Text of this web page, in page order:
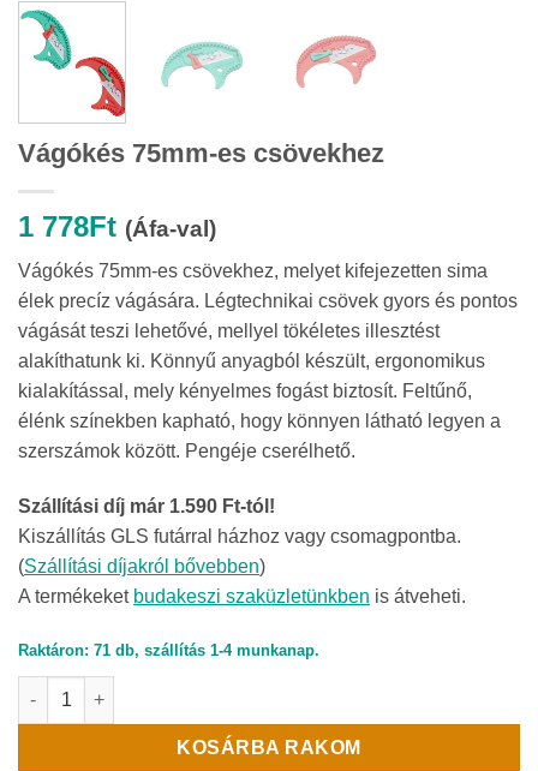
Vágókés 75mm-es csövekhez
1 778Ft (Áfa-val)
Vágókés 75mm-es csövekhez, melyet kifejezetten sima
élek precíz vágására. Légtechnikai csövek gyors és pontos
vágását teszi lehetővé, mellyel tökéletes illesztést
alakíthatunk ki. Könnyű anyagból készült, ergonomikus
kialakítással, mely kényelmes fogást biztosít. Feltűnő,
élénk színekben kapható, hogy könnyen látható legyen a
szerszámok között. Pengéje cserélhető.
Szállítási díj már 1.590 Ft-tól!
Kiszállítás GLS futárral házhoz vagy csomagpontba.
(Szállítási díjakról bővebben)
A termékeket budakeszi szaküzletünkben is átveheti.
Raktáron: 71 db, szállítás 1-4 munkanap.
Vágókés 75mm-es csövekhez mennyiség
KOSÁRBA RAKOM